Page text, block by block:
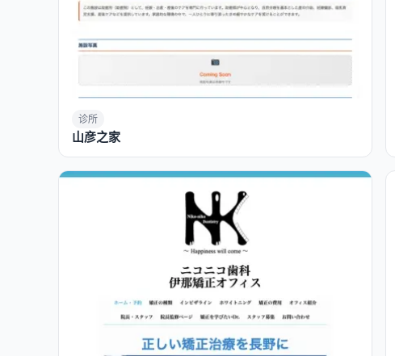
诊所
山彦之家